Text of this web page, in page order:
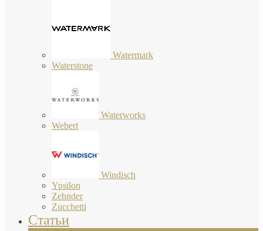
Watermark
Waterstone
Waterworks
Webert
Windisch
Ypsilon
Zehnder
Zucchetti
Статьи